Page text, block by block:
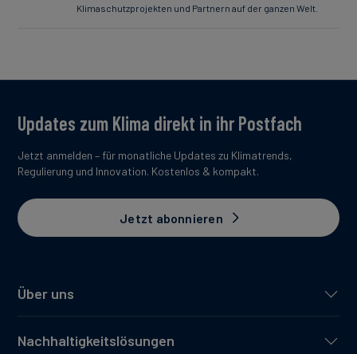
Klimaschutzprojekten und Partnern auf der ganzen Welt.
Über uns
Nachhaltigkeitslösungen
Updates zum Klima direkt in ihr Postfach
Jetzt anmelden – für monatliche Updates zu Klimatrends,
Regulierung und Innovation. Kostenlos & kompakt.
Jetzt abonnieren